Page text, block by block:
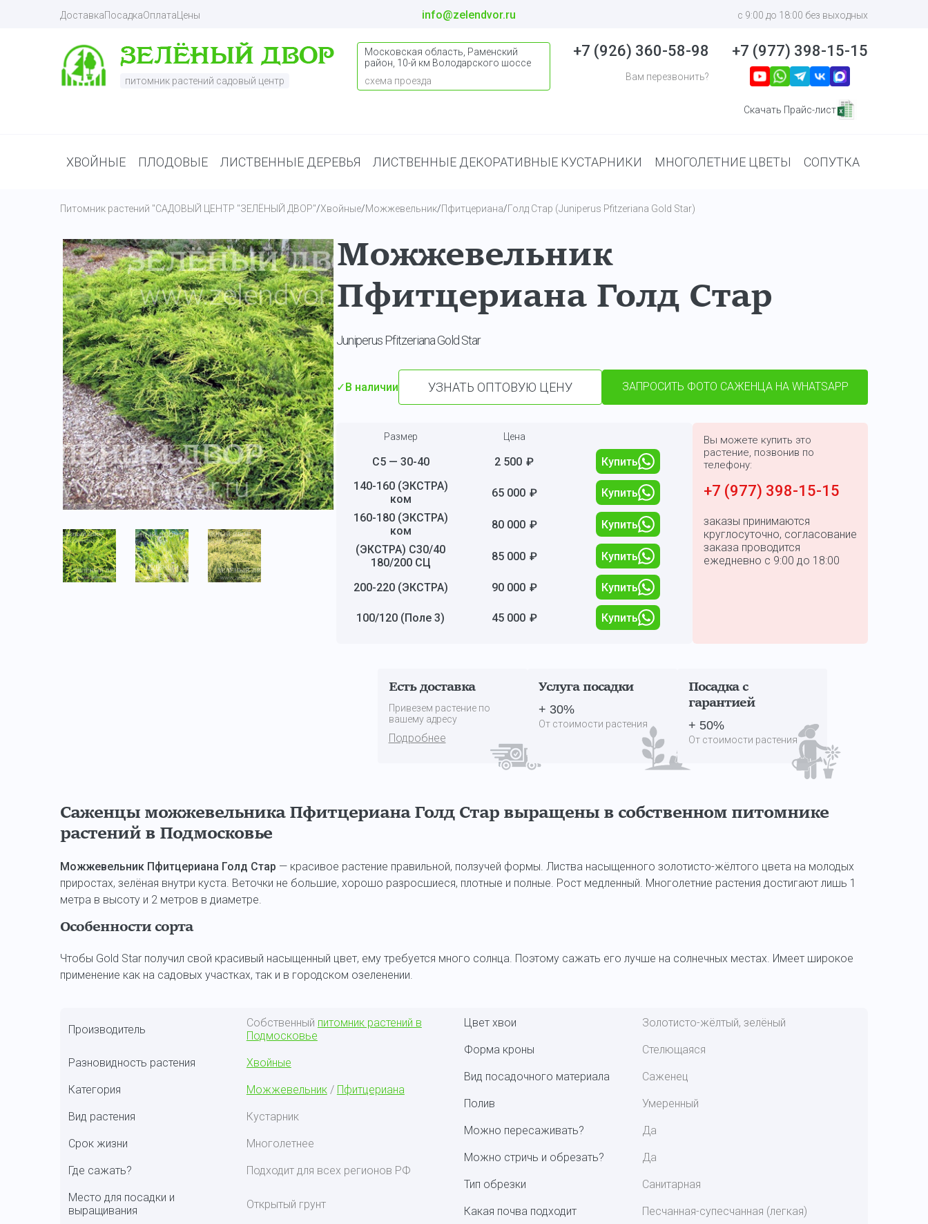
ДоставкаПосадкаОплатаЦены info@zelendvor.ru с 9:00 до 18:00 без выходных
питомник растений садовый центр
Московская область, Раменский
район, 10-й км Володарского шоссе
схема проезда
+7 (926) 360-58-98
Вам перезвонить?
+7 (977) 398-15-15
Скачать Прайс-лист
ХВОЙНЫЕ ПЛОДОВЫЕ ЛИСТВЕННЫЕ ДЕРЕВЬЯ ЛИСТВЕННЫЕ ДЕКОРАТИВНЫЕ КУСТАРНИКИ МНОГОЛЕТНИЕ ЦВЕТЫ СОПУТКА
Питомник растений "САДОВЫЙ ЦЕНТР "ЗЕЛЁНЫЙ ДВОР"/Хвойные/Можжевельник/Пфитцериана/Голд Стар (Juniperus Pfitzeriana Gold Star)
Можжевельник
Пфитцериана Голд Стар
Juniperus Pfitzeriana Gold Star
✓В наличии УЗНАТЬ ОПТОВУЮ ЦЕНУ ЗАПРОСИТЬ ФОТО САЖЕНЦА НА WHATSAPP
Размер Цена
C5 — 30-40 2 500 ₽
Купить
140-160 (ЭКСТРА)
ком
65 000 ₽
Купить
160-180 (ЭКСТРА)
ком
80 000 ₽
Купить
(ЭКСТРА) С30/40
180/200 СЦ
85 000 ₽ Купить
200-220 (ЭКСТРА) 90 000 ₽ Купить
100/120 (Поле 3) 45 000 ₽ Купить
Вы можете купить это
растение, позвонив по
телефону:
+7 (977) 398-15-15
заказы принимаются
круглосуточно, согласование
заказа проводится
ежедневно с 9:00 до 18:00
Есть доставка
Привезем растение по
вашему адресу
Подробнее
Услуга посадки
+ 30%
От стоимости растения
Посадка с
гарантией
+ 50%
От стоимости растения
Саженцы можжевельника Пфитцериана Голд Стар выращены в собственном питомнике
растений в Подмосковье
Можжевельник Пфитцериана Голд Стар — красивое растение правильной, ползучей формы. Листва насыщенного золотисто-жёлтого цвета на молодых
приростах, зелёная внутри куста. Веточки не большие, хорошо разросшиеся, плотные и полные. Рост медленный. Многолетние растения достигают лишь 1
метра в высоту и 2 метров в диаметре.
Особенности сорта
Чтобы Gold Star получил свой красивый насыщенный цвет, ему требуется много солнца. Поэтому сажать его лучше на солнечных местах. Имеет широкое
применение как на садовых участках, так и в городском озеленении.
Производитель Собственный питомник растений в
Подмосковье
Разновидность растения Хвойные
Категория Можжевельник/ Пфитцериана
Вид растения Кустарник
Срок жизни Многолетнее
Где сажать? Подходит для всех регионов РФ
Место для посадки и
выращивания
Открытый грунт
Цвет хвои Золотисто-жёлтый, зелёный
Форма кроны Стелющаяся
Вид посадочного материала Саженец
Полив Умеренный
Можно пересаживать? Да
Можно стричь и обрезать? Да
Тип обрезки Санитарная
Какая почва подходит Песчанная-супесчанная (легкая)